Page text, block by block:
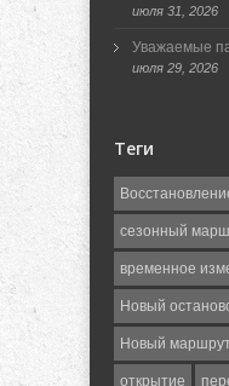
июля 31, 2026
Уважаемые
июля 29, 2026
Теги
сезонный
временное
Новый
Новый
открытие